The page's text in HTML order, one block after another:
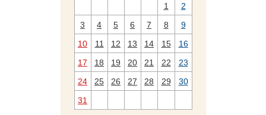
1
2
3
4 5 6 7 8
9
10
11 12 13 14 15
16
17
18 19 20 21 22
23
24
25 26 27 28 29
30
31